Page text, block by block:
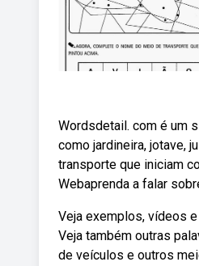
Wordsdetail. com é um
como jardineira, jotave,
transporte que iniciam
Webaprenda a falar
Veja exemplos, vídeos
Veja também outras
de veículos e outros